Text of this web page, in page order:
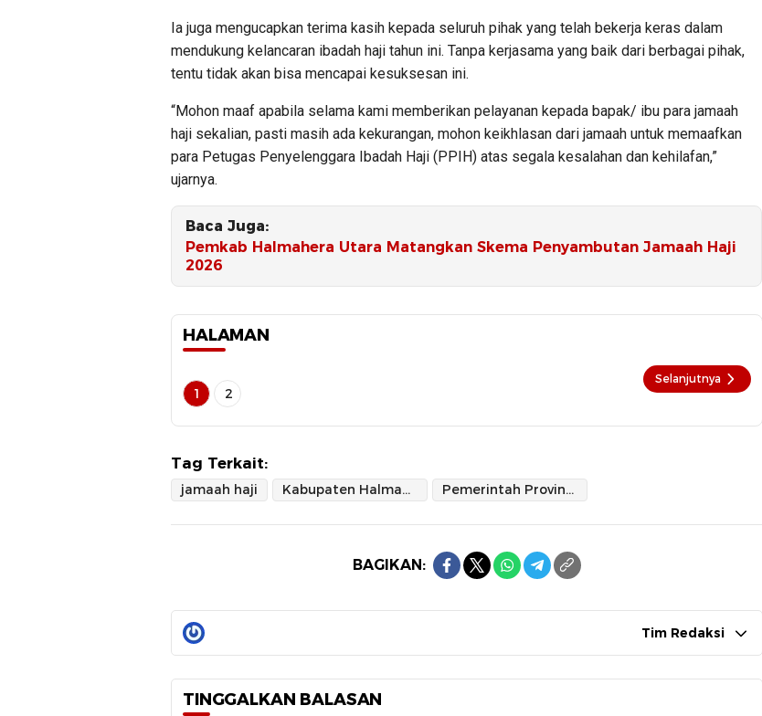
Ia juga mengucapkan terima kasih kepada seluruh pihak yang telah bekerja keras dalam
mendukung kelancaran ibadah haji tahun ini. Tanpa kerjasama yang baik dari berbagai pihak,
tentu tidak akan bisa mencapai kesuksesan ini.
“Mohon maaf apabila selama kami memberikan pelayanan kepada bapak/ ibu para jamaah
haji sekalian, pasti masih ada kekurangan, mohon keikhlasan dari jamaah untuk memaafkan
para Petugas Penyelenggara Ibadah Haji (PPIH) atas segala kesalahan dan kehilafan,”
ujarnya.
Baca Juga:
Pemkab Halmahera Utara Matangkan Skema Penyambutan Jamaah Haji
2026
HALAMAN
1 2
Selanjutnya
Tag Terkait:
jamaah haji Kabupaten Halmahera Barat Pemerintah Provinsi Maluku Utara
BAGIKAN:
Tim Redaksi
TINGGALKAN BALASAN